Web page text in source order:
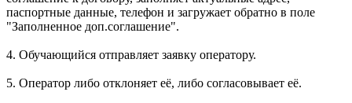
паспортные данные, телефон и загружает обратно в поле
"Заполненное доп.соглашение".
4. Обучающийся отправляет заявку оператору.
5. Оператор либо отклоняет её, либо согласовывает её.